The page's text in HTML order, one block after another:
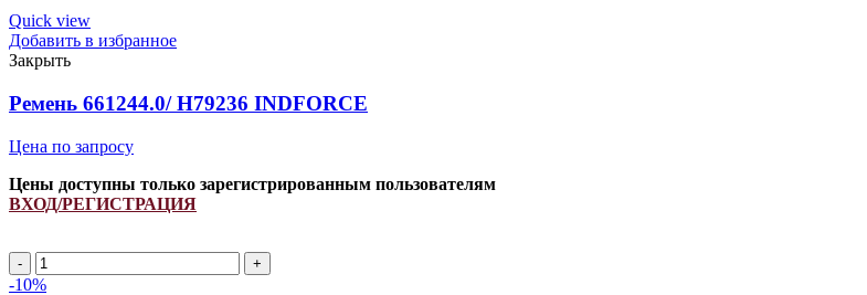
Quick view
Добавить в избранное
Закрыть
Ремень 661244.0/ H79236 INDFORCE
Цена по запросу
Цены доступны только зарегистрированным пользователям
ВХОД/РЕГИСТРАЦИЯ
Ремень
661244.0/
-10%